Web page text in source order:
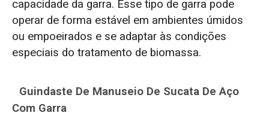
capacidade da garra. Esse tipo de garra pode
operar de forma estável em ambientes úmidos
ou empoeirados e se adaptar às condições
especiais do tratamento de biomassa.
Guindaste De Manuseio De Sucata De Aço
Com Garra